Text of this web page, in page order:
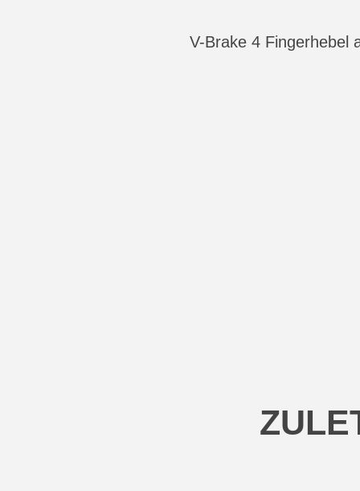
V-Brake 4 Fingerhebel